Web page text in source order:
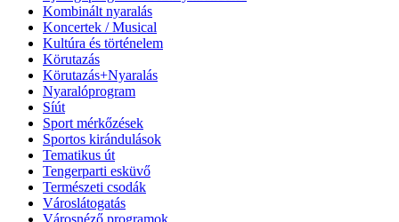
Kombinált nyaralás
Koncertek / Musical
Kultúra és történelem
Körutazás
Körutazás+Nyaralás
Nyaralóprogram
Síút
Sport mérkőzések
Sportos kirándulások
Tematikus út
Tengerparti esküvő
Természeti csodák
Városlátogatás
Városnéző programok